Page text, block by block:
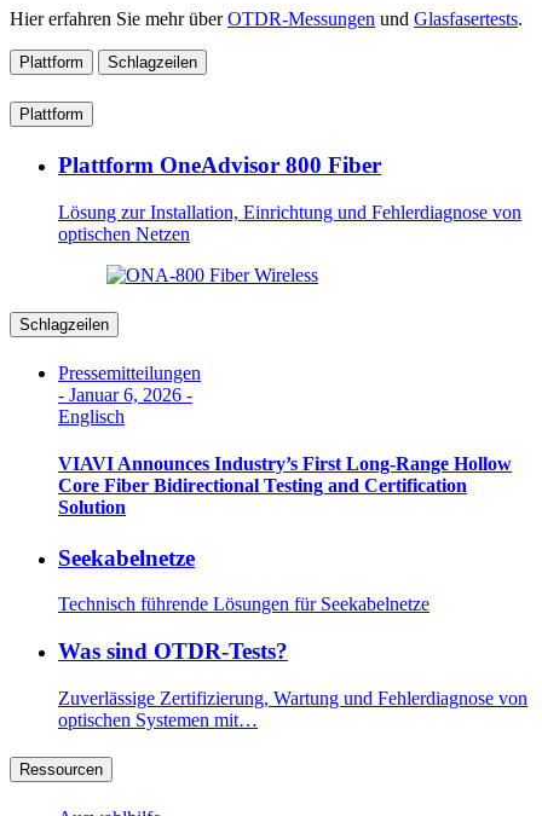
Hier erfahren Sie mehr überOTDR-Messungen und Glasfasertests.
Plattform Schlagzeilen
Plattform
Plattform OneAdvisor 800 Fiber
Lösung zur Installation, Einrichtung und Fehlerdiagnose von
optischen Netzen
Schlagzeilen
Pressemitteilungen
- Januar 6, 2026 -
Englisch
VIAVI Announces Industry’s First Long-Range Hollow
Core Fiber Bidirectional Testing and Certification
Solution
Seekabelnetze
Technisch führende Lösungen für Seekabelnetze
Was sind OTDR-Tests?
Zuverlässige Zertifizierung, Wartung und Fehlerdiagnose von
optischen Systemen mit…
Ressourcen